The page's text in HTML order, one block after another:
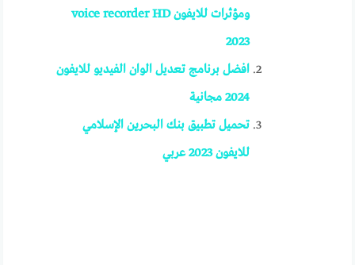
ومؤثرات للايفون voice recorder HD
2023
افضل برنامج تعديل الوان الفيديو للايفون
2024 مجانية
تحميل تطبيق بنك البحرين الإسلامي
للايفون 2023 عربي